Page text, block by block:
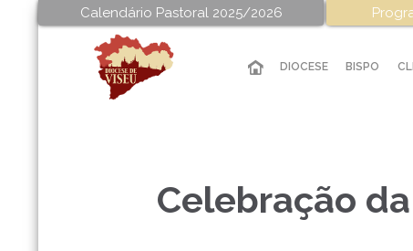
Calendário Pastoral 2025/2026
DIOCESE BISPO
Celebração